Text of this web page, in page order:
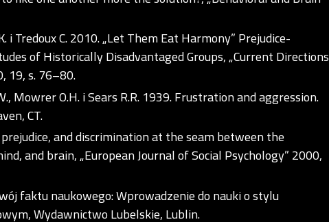
i Tredoux C. 2010. „Let Them Eat Harmony” Prejudice-
of Historically Disadvantaged Groups, „Current Directions
19, s. 76–80.
Mowrer O.H. i Sears R.R. 1939. Frustration and aggression.
CT.
and discrimination at the seam between the
and brain, „European Journal of Social Psychology” 2000,
faktu naukowego: Wprowadzenie do nauki o stylu
Wydawnictwo Lubelskie, Lublin.